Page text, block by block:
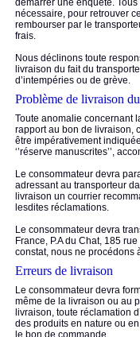
démarrer une enquête.
nécessaire, pour retrouver
rembourser par le
frais.
Nous déclinons toute
livraison du fait du
d’intempéries ou de grève.
Problème de livraison
Toute anomalie concernant
rapport au bon de livraison,
être impérativement
‘’réserve manuscrites’’,
Le consommateur devra
adressant au transporteur
livraison un courrier
lesdites réclamations.
Le consommateur devra
France, P.A du Chat, 185
constat, nous ne procédons
Erreurs de livraison
Le consommateur devra
même de la livraison ou au
livraison, toute réclamation
des produits en nature ou